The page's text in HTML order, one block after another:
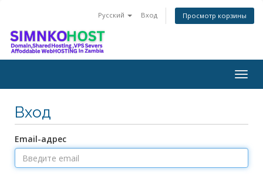
Русский Вход Просмотр корзины
Вход
Email-адрес